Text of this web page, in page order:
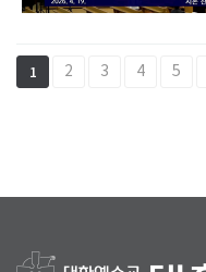
1 2 3 4 5